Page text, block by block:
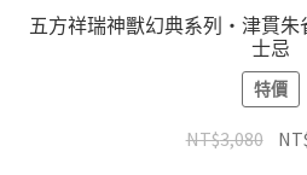
五方祥瑞神獸幻典系列・津貫朱
士忌
特價
NT$3,080